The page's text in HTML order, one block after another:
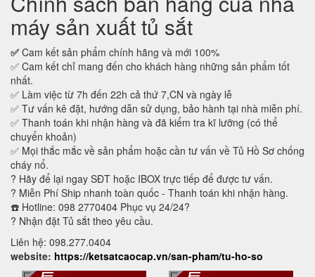
máy sản xuất tủ sắt
✅ Cam kết sản phẩm chính hãng và mới 100%
✅ Cam kết chỉ mang đến cho khách hàng những sản phẩm tốt
nhất.
✅ Làm việc từ 7h đến 22h cả thứ 7,CN và ngày lễ
✅ Tư vấn kê đặt, hướng dẫn sử dụng, bảo hành tại nhà miễn phí.
✅ Thanh toán khi nhận hàng và đã kiểm tra kĩ lưỡng (có thể
chuyển khoản)
✅ Mọi thắc mắc về sản phẩm hoặc cần tư vấn về Tủ Hồ Sơ chống
cháy nổ.
? Hãy để lại ngay SĐT hoặc IBOX trực tiếp để được tư vấn.
? Miễn Phí Ship nhanh toàn quốc - Thanh toán khi nhận hàng.
☎️ Hotline: 098 2770404 Phục vụ 24/24?
? Nhận đặt Tủ sắt theo yêu cầu.
Liên hệ: 098.277.0404
website: https://ketsatcaocap.vn/san-pham/tu-ho-so